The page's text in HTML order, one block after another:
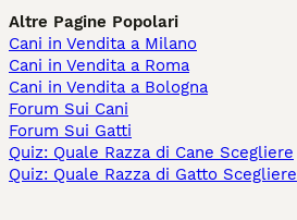
Altre Pagine Popolari
Cani in Vendita a Milano
Cani in Vendita a Roma
Cani in Vendita a Bologna
Forum Sui Cani
Forum Sui Gatti
Quiz: Quale Razza di Cane Scegliere
Quiz: Quale Razza di Gatto Scegliere